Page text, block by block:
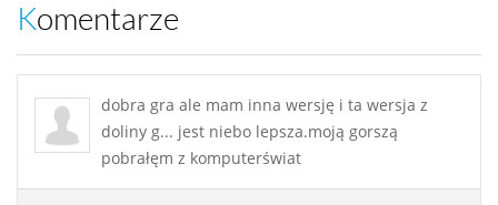
Komentarze
dobra gra ale mam inna wersję i ta wersja z
doliny g... jest niebo lepsza.moją gorszą
pobrałęm z komputerświat